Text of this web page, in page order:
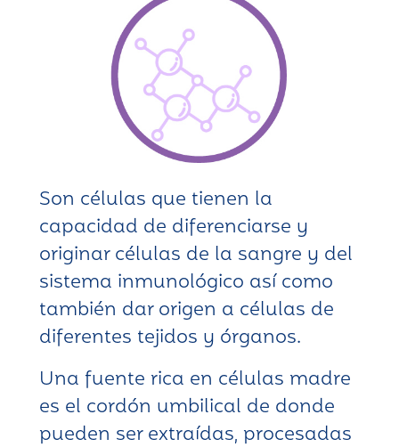
Son células que tienen la
capacidad de diferenciarse y
originar células de la sangre y del
sistema inmunológico así como
también dar origen a células de
diferentes tejidos y órganos.
Una fuente rica en células madre
es el cordón umbilical de donde
pueden ser extraídas, procesadas